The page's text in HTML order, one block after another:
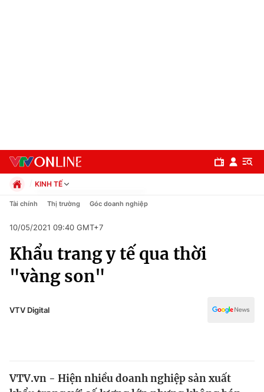
Chuyên mục
Chính trị
KINH TẾ
Chính trị
Pháp luật
Kinh tế
Thể thao
Truyền hình
Y tế
Tài chính Thị trường Góc doanh nghiệp
10/05/2021 09:40 GMT+7
Khẩu trang y tế qua thời
"vàng son"
VTV Digital
VTV.vn - Hiện nhiều doanh nghiệp sản xuất